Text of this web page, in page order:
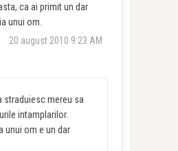
ca ai primit un dar
unui om.
20 august 2010 9:23 AM
straduiesc mereu sa
intamplarilor.
unui om e un dar